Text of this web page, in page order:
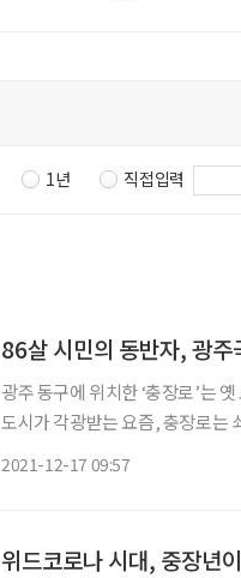
1년 직접입력
86살 시민의 동반자, 광주
광주 동구에 위치한 ‘충장로’는
도시가 각광받는 요즘, 충장로는
2021-12-17 09:57
위드코로나 시대, 중장년